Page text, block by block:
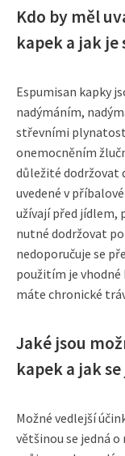
Kdo by měl
kapek a jak
Espumisan kapky
nadýmáním,
střevními
onemocněním
důležité dodržovat
uvedené v
užívají před jídlem,
nutné dodržovat
nedoporučuje se
použitím je
máte chronické
Jaké jsou
kapek a jak
Možné vedlejší
většinou se jedná